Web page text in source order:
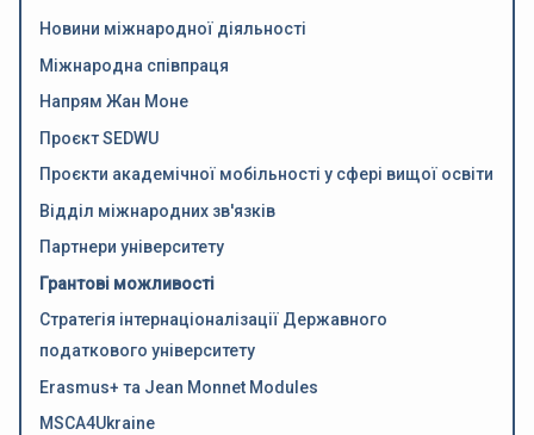
Новини міжнародної діяльності
Міжнародна співпраця
Напрям Жан Моне
Проєкт SEDWU
Проєкти академічної мобільності у сфері вищої освіти
Відділ міжнародних зв'язків
Партнери університету
Грантові можливості
Стратегія інтернаціоналізації Державного
податкового університету
Erasmus+ та Jean Monnet Modules
MSCA4Ukraine